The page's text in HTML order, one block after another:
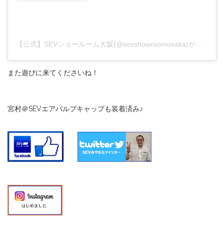
また遊びに来てくださいね！
宮村＠SEVエアバルブキャップも装着済み♪